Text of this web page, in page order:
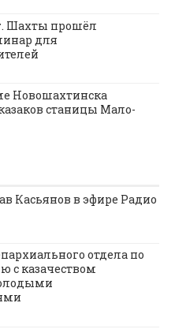
Шахты прошёл
для
Новошахтинска
станицы Мало-
Касьянов в эфире Радио
отдела по
с казачеством